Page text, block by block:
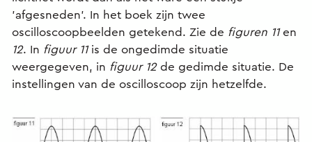
'afgesneden'. In het boek zijn twee
oscilloscoopbeelden getekend. Zie de figuren 11 en
12. In figuur 11 is de ongedimde situatie
weergegeven, in figuur 12de gedimde situatie. De
instellingen van de oscilloscoop zijn hetzelfde.